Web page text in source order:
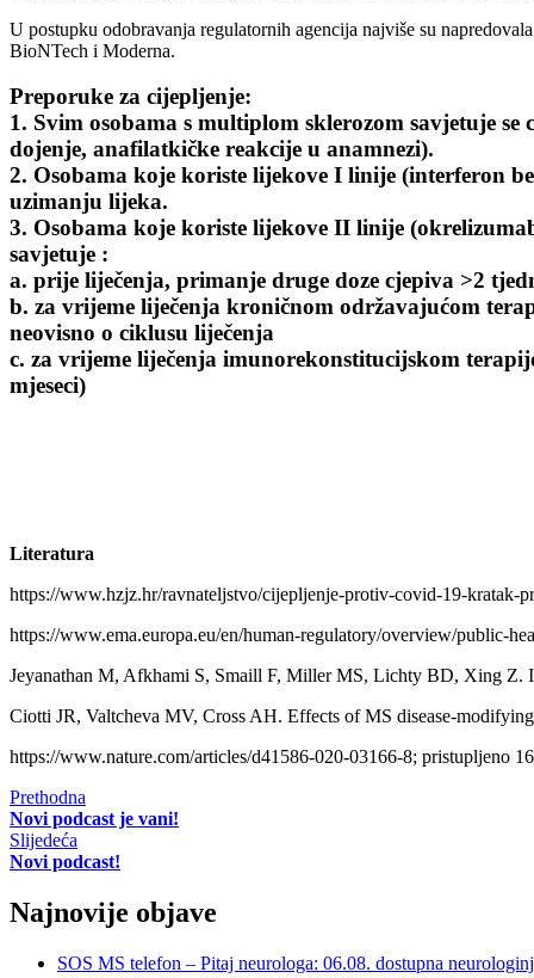
U postupku odobravanja regulatornih agencija najviše su
BioNTech i Moderna.
Preporuke za cijepljenje:
1. Svim osobama s multiplom sklerozom savjetuje
dojenje, anafilatkičke reakcije u anamnezi).
2. Osobama koje koriste lijekove I linije (interferon
uzimanju lijeka.
3. Osobama koje koriste lijekove II linije
savjetuje :
a. prije liječenja, primanje druge doze cjepiva >2
b. za vrijeme liječenja kroničnom održavajućom
neovisno o ciklusu liječenja
c. za vrijeme liječenja imunorekonstitucijskom
mjeseci)
Literatura
https://www.hzjz.hr/ravnateljstvo/cijepljenje-protiv-covid-19-kratak-
https://www.ema.europa.eu/en/human-regulatory/overview/public-
Jeyanathan M, Afkhami S, Smaill F, Miller MS, Lichty BD, Xing Z.
Ciotti JR, Valtcheva MV, Cross AH. Effects of MS disease-
https://www.nature.com/articles/d41586-020-03166-8; pristupljeno
Prethodna
Novi podcast je vani!
Slijedeća
Novi podcast!
Najnovije objave
SOS MS telefon – Pitaj neurologa: 06.08. dostupna